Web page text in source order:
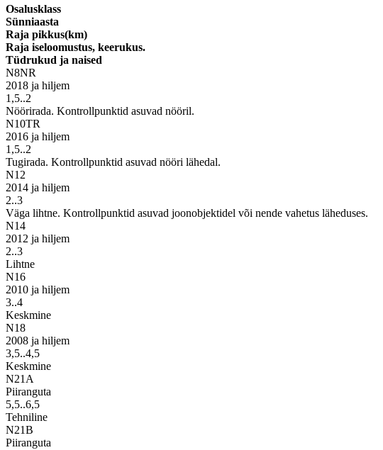
Osalusklass
Sünniaasta
Raja pikkus(km)
Raja iseloomustus, keerukus.
Tüdrukud ja naised
N8NR
2018 ja hiljem
1,5..2
Nöörirada. Kontrollpunktid asuvad nööril.
N10TR
2016 ja hiljem
1,5..2
Tugirada. Kontrollpunktid asuvad nööri lähedal.
N12
2014 ja hiljem
2..3
Väga lihtne. Kontrollpunktid asuvad joonobjektidel või nende vahetus läheduses.
N14
2012 ja hiljem
2..3
Lihtne
N16
2010 ja hiljem
3..4
Keskmine
N18
2008 ja hiljem
3,5..4,5
Keskmine
N21A
Piiranguta
5,5..6,5
Tehniline
N21B
Piiranguta